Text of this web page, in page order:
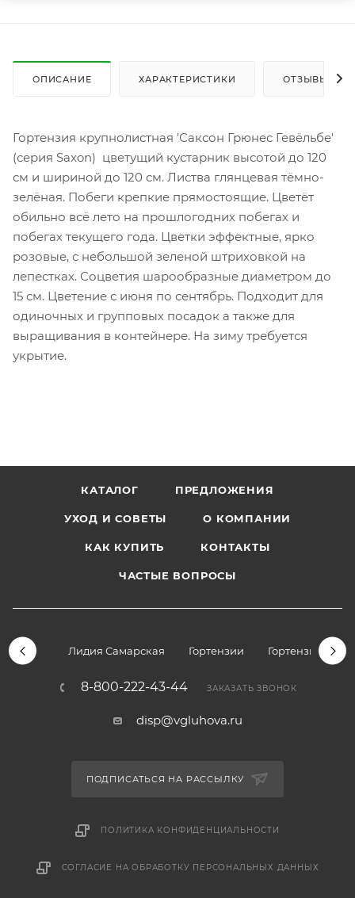
ОПИСАНИЕ ХАРАКТЕРИСТИКИ ОТЗЫВЫ
Гортензия крупнолистная 'Саксон Грюнес Гевёльбе'
(серия Saxon) цветущий кустарник высотой до 120
см и шириной до 120 см. Листва глянцевая тёмно-
зелёная. Побеги крепкие прямостоящие. Цветёт
обильно всё лето на прошлогодних побегах и
побегах текущего года. Цветки эффектные, ярко
розовые, с небольшой зеленой штриховкой на
лепестках. Соцветия шарообразные диаметром до
15 см. Цветение с июня по сентябрь. Подходит для
одиночных и групповых посадок а также для
выращивания в контейнере. На зиму требуется
укрытие.
КАТАЛОГ ПРЕДЛОЖЕНИЯ
УХОД И СОВЕТЫ О КОМПАНИИ
КАК КУПИТЬ КОНТАКТЫ
ЧАСТЫЕ ВОПРОСЫ
Лидия Самарская Гортензии Гортензии
8-800-222-43-44 ЗАКАЗАТЬ ЗВОНОК
disp@vgluhova.ru
ПОДПИСАТЬСЯ НА РАССЫЛКУ
ПОЛИТИКА КОНФИДЕНЦИАЛЬНОСТИ
СОГЛАСИЕ НА ОБРАБОТКУ ПЕРСОНАЛЬНЫХ ДАННЫХ